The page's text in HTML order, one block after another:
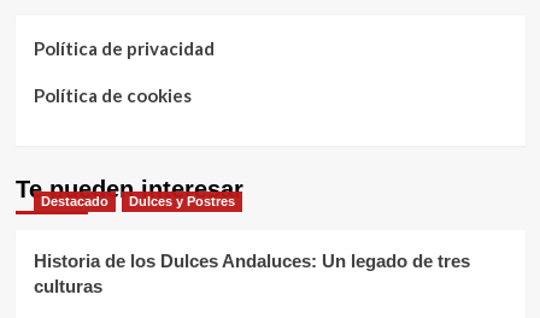
Política de privacidad
Política de cookies
Te pueden interesar
Destacado Dulces y Postres
Historia de los Dulces Andaluces: Un legado de tres
culturas